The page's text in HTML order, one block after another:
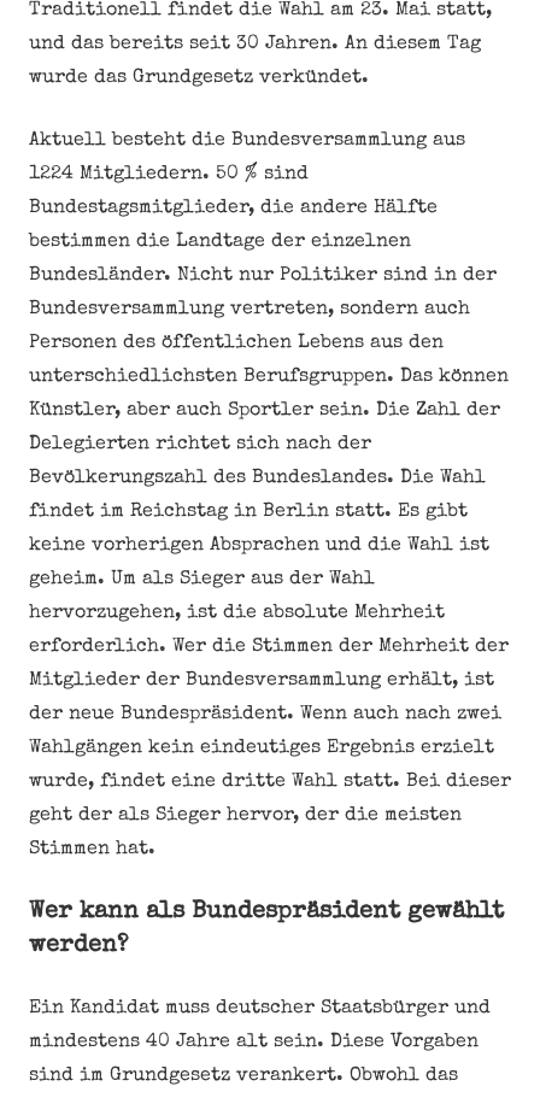
Traditionell findet die Wahl am 23. Mai statt,
und das bereits seit 30 Jahren. An diesem Tag
wurde das Grundgesetz verkündet.
Aktuell besteht die Bundesversammlung aus
1224 Mitgliedern. 50 % sind
Bundestagsmitglieder, die andere Hälfte
bestimmen die Landtage der einzelnen
Bundesländer. Nicht nur Politiker sind in der
Bundesversammlung vertreten, sondern auch
Personen des öffentlichen Lebens aus den
unterschiedlichsten Berufsgruppen. Das können
Künstler, aber auch Sportler sein. Die Zahl der
Delegierten richtet sich nach der
Bevölkerungszahl des Bundeslandes. Die Wahl
findet im Reichstag in Berlin statt. Es gibt
keine vorherigen Absprachen und die Wahl ist
geheim. Um als Sieger aus der Wahl
hervorzugehen, ist die absolute Mehrheit
erforderlich. Wer die Stimmen der Mehrheit der
Mitglieder der Bundesversammlung erhält, ist
der neue Bundespräsident. Wenn auch nach zwei
Wahlgängen kein eindeutiges Ergebnis erzielt
wurde, findet eine dritte Wahl statt. Bei dieser
geht der als Sieger hervor, der die meisten
Stimmen hat.
Wer kann als Bundespräsident gewählt
werden?
Ein Kandidat muss deutscher Staatsbürger und
mindestens 40 Jahre alt sein. Diese Vorgaben
sind im Grundgesetz verankert. Obwohl das